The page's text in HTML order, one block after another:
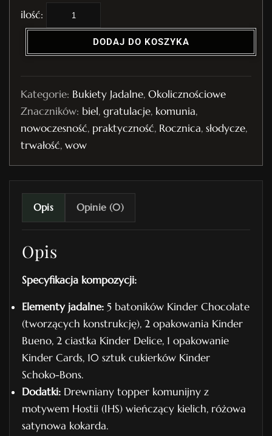
l
ć
B
u
k
i
e
t
n
r
.
3
DODAJ DO KOSZYKA
Kategorie: Bukiety Jadalne, Okolicznościowe
Znaczników: biel, gratulacje, komunia,
nowoczesność, praktyczność, Rocznica, słodycze,
trwałość, wow
Opis Opinie (0)
Opis
Specyfikacja kompozycji:
Elementy jadalne: 5 batoników Kinder Chocolate
(tworzących konstrukcję), 2 opakowania Kinder
Bueno, 2 ciastka Kinder Delice, 1 opakowanie
Kinder Cards, 10 sztuk cukierków Kinder
Schoko-Bons.
Dodatki: Drewniany topper komunijny z
motywem Hostii (IHS) wieńczący kielich, różowa
satynowa kokarda.